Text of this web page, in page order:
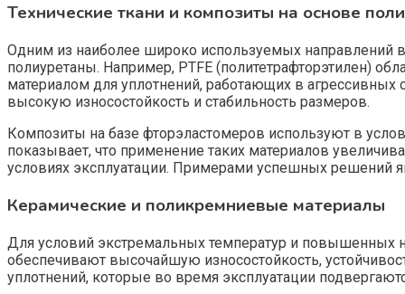
Технические ткани и композиты на основе
Одним из наиболее широко используемых направлений
полиуретаны. Например, PTFE (политетрафторэтилен)
материалом для уплотнений, работающих в
высокую износостойкость и стабильность размеров.
Композиты на базе фторэластомеров используют в
показывает, что применение таких материалов
условиях эксплуатации. Примерами успешных решений
Керамические и поликремниевые материалы
Для условий экстремальных температур и повышенных
обеспечивают высочайшую износостойкость,
уплотнений, которые во время эксплуатации